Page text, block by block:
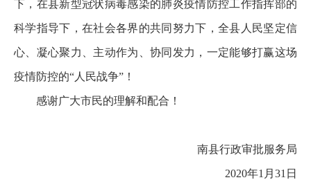
下，在县新型冠状病毒感染的肺炎疫情防控工作指挥部的
科学指导下，在社会各界的共同努力下，全县人民坚定信
心、凝心聚力、主动作为、协同发力，一定能够打赢这场
疫情防控的“人民战争”！
感谢广大市民的理解和配合！
南县行政审批服务局
2020年1月31日